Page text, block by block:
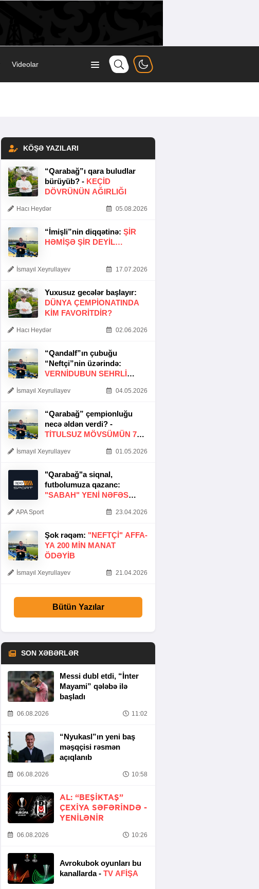
Videolar
KÖŞƏ YAZILARI
“Qarabağ”ı qara buludlar
bürüyüb? - KEÇID
DÖVRÜNÜN AĞIRLIĞI
Hacı Heydər 05.08.2026
“İmişli”nin diqqətinə: ŞIR
HƏMIŞƏ ŞIR DEYIL…
İsmayıl Xeyrullayev 17.07.2026
Yuxusuz gecələr başlayır:
DÜNYA ÇEMPIONATINDA
KIM FAVORITDIR?
Hacı Heydər 02.06.2026
“Qandalf”ın çubuğu
“Neftçi”nin üzərində:
VERNİDUBUN SEHRLİ
İsmayıl Xeyrullayev 04.05.2026
“Qarabağ” çempionluğu
necə əldən verdi? -
TITULSUZ MÖVSÜMÜN 7
İsmayıl Xeyrullayev 01.05.2026
"Qarabağ"a siqnal,
futbolumuza qazanc:
"SABAH" YENI NƏFƏS
APA Sport 23.04.2026
Şok rəqəm: "NEFTÇI" AFFA-
YA 200 MIN MANAT
ÖDƏYIB
İsmayıl Xeyrullayev 21.04.2026
Bütün Yazılar
SON XƏBƏRLƏR
Messi dubl etdi, “İnter
Mayami” qələbə ilə
başladı
06.08.2026 11:02
“Nyukasl”ın yeni baş
məşqçisi rəsmən
açıqlanıb
06.08.2026 10:58
AL: “BEŞIKTAŞ”
ÇEXIYA SƏFƏRINDƏ -
YENİLƏNİR
06.08.2026 10:26
Avrokubok oyunları bu
kanallarda - TV AFİŞA